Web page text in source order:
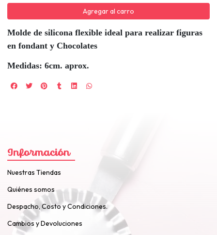
Agregar al carro
Molde de silicona flexible ideal para realizar figuras
en fondant y Chocolates
Medidas: 6cm. aprox.
Información
Nuestras Tiendas
Quiénes somos
Despacho, Costo y Condiciones.
Cambios y Devoluciones